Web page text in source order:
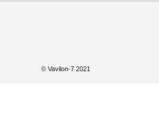
© Vavilon-7 2021